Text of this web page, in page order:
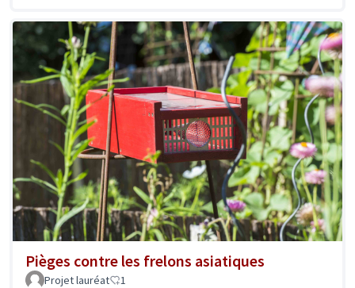
Pièges contre les frelons asiatiques
Projet lauréat 1